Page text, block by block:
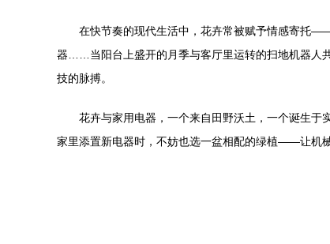
在快节奏的现代生活中，花卉常被赋予情感寄托
器……当阳台上盛开的月季与客厅里运转的扫地机器人
技的脉搏。
花卉与家用电器，一个来自田野沃土，一个诞生于
家里添置新电器时，不妨也选一盆相配的绿植——让机